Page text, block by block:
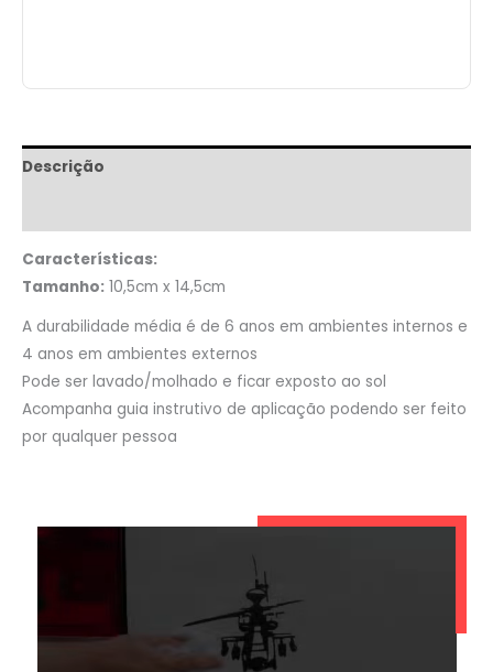
Descrição
Características:
Tamanho: 10,5cm x 14,5cm
A durabilidade média é de 6 anos em ambientes internos e
4 anos em ambientes externos
Pode ser lavado/molhado e ficar exposto ao sol
Acompanha guia instrutivo de aplicação podendo ser feito
por qualquer pessoa